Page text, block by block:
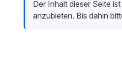
Der Inhalt dieser Seite
anzubieten. Bis dahin